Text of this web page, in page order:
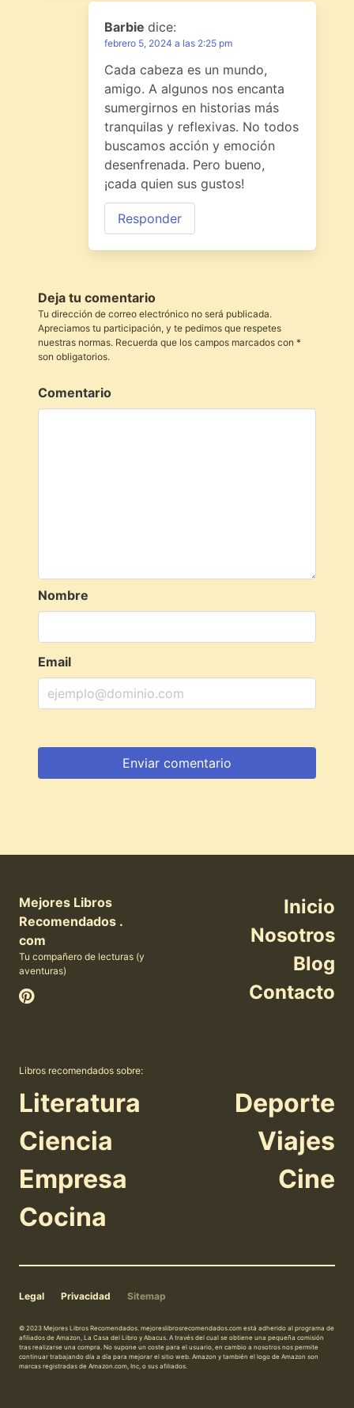
Barbie dice:
febrero 5, 2024 a las 2:25 pm
Cada cabeza es un mundo,
amigo. A algunos nos encanta
sumergirnos en historias más
tranquilas y reflexivas. No todos
buscamos acción y emoción
desenfrenada. Pero bueno,
¡cada quien sus gustos!
Responder
Deja tu comentario
Tu dirección de correo electrónico no será publicada.
Apreciamos tu participación, y te pedimos que respetes
nuestras normas. Recuerda que los campos marcados con *
son obligatorios.
Comentario
Nombre
Email
Mejores Libros
Recomendados .
com
Tu compañero de lecturas (y
aventuras)
Inicio
Nosotros
Blog
Contacto
Libros recomendados sobre:
Literatura
Ciencia
Empresa
Cocina
Deporte
Viajes
Cine
Legal Privacidad Sitemap
© 2023 Mejores Libros Recomendados. mejoreslibrosrecomendados.com está adherido al programa de
afiliados de Amazon, La Casa del Libro y Abacus. A través del cual se obtiene una pequeña comisión
tras realizarse una compra. No supone un coste para el usuario, en cambio a nosotros nos permite
continuar trabajando día a día para mejorar el sitio web. Amazon y también el logo de Amazon son
marcas registradas de Amazon.com, Inc, o sus afiliados.